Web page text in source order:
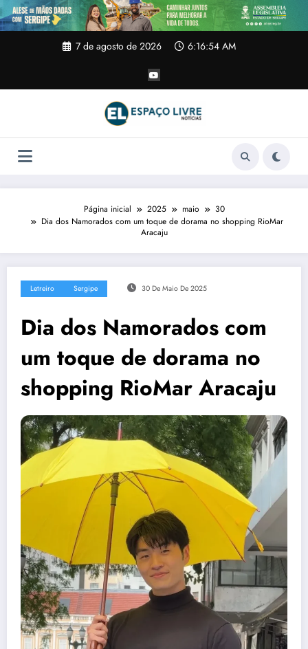
Pular
para
o
7 de agosto de 2026 6:16:54 AM
Página inicial 2025 maio
30
Dia dos Namorados com um toque de dorama no shopping RioMar
Aracaju
Letreiro Sergipe 30 De Maio De 2025
Dia dos Namorados com
um toque de dorama no
shopping RioMar Aracaju